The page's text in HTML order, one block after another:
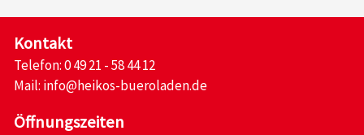
Kontakt
Telefon:0 49 21 - 58 44 12
Mail: info@heikos-bueroladen.de
Öffnungszeiten